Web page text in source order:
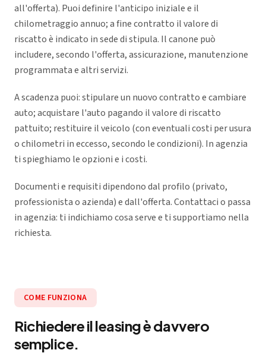
all'offerta). Puoi definire l'anticipo iniziale e il
chilometraggio annuo; a fine contratto il valore di
riscatto è indicato in sede di stipula. Il canone può
includere, secondo l'offerta, assicurazione, manutenzione
programmata e altri servizi.
A scadenza puoi: stipulare un nuovo contratto e cambiare
auto; acquistare l'auto pagando il valore di riscatto
pattuito; restituire il veicolo (con eventuali costi per usura
o chilometri in eccesso, secondo le condizioni). In agenzia
ti spieghiamo le opzioni e i costi.
Documenti e requisiti dipendono dal profilo (privato,
professionista o azienda) e dall'offerta. Contattaci o passa
in agenzia: ti indichiamo cosa serve e ti supportiamo nella
richiesta.
COME FUNZIONA
Richiedere il leasing è davvero
semplice.